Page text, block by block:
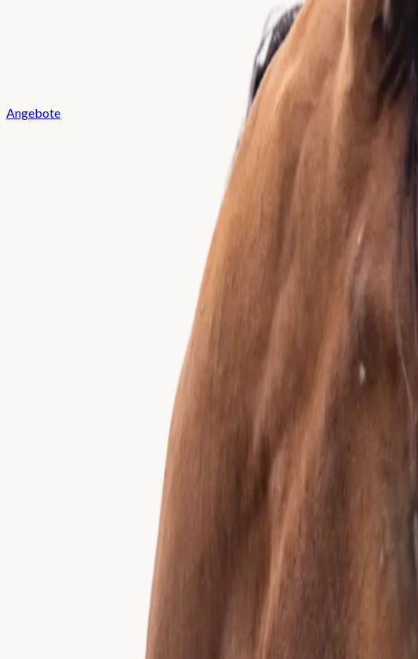
Angebote